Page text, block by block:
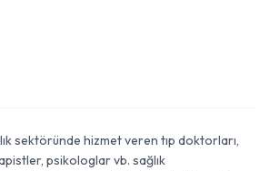
sektöründe hizmet veren tıp doktorları,
psikologlar vb. sağlık